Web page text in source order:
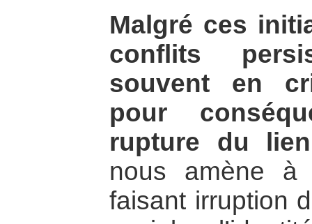
Malgré ces
conflits
souvent en
pour
rupture du
nous amène à
faisant irruption